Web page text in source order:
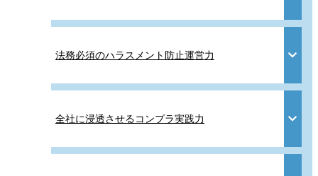
法務必須のハラスメント防止運営力
全社に浸透させるコンプラ実践力